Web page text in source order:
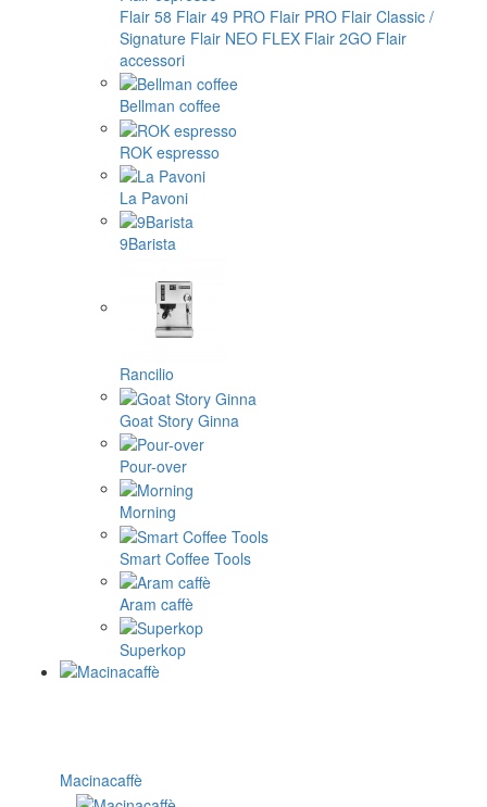
Flair 58 Flair 49 PRO Flair PRO Flair Classic /
Signature Flair NEO FLEX Flair 2GO Flair
accessori
Bellman coffee
ROK espresso
La Pavoni
9Barista
Rancilio
Goat Story Ginna
Pour-over
Morning
Smart Coffee Tools
Aram caffè
Superkop
Macinacaffè